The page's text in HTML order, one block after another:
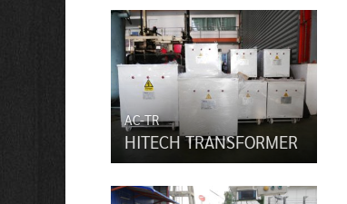
AC-TR
HITECH TRANSFORMER